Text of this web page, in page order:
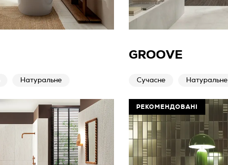
Натуральне
GROOVE
Сучасне Натуральне
РЕКОМЕНДОВАНІ